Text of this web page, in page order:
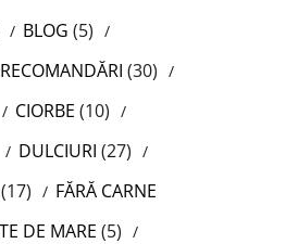
BLOG (5)
(30)
CIORBE (10)
DULCIURI (27)
(17)
FĂRĂ CARNE
DE MARE (5)